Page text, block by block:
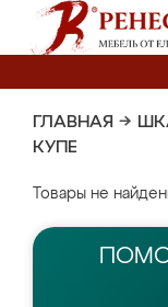
ГЛАВНАЯ →
КУПЕ
Товары не